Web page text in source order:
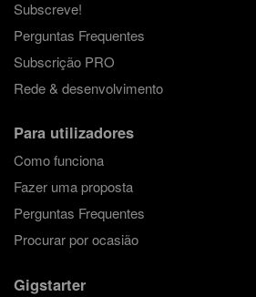
Subscreve!
Perguntas Frequentes
Subscrição PRO
Rede & desenvolvimento
Para utilizadores
Como funciona
Fazer uma proposta
Perguntas Frequentes
Procurar por ocasião
Gigstarter